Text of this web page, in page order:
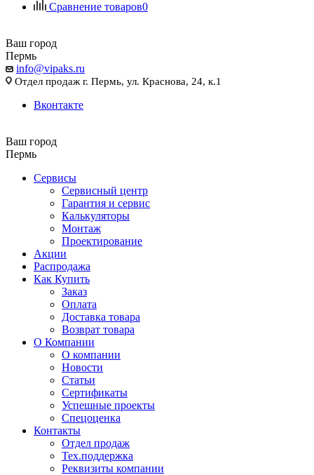
Сравнение товаров0
Ваш город
Пермь
info@vipaks.ru
Отдел продаж г. Пермь, ул. Краснова, 24, к.1
Вконтакте
Ваш город
Пермь
Сервисы
Сервисный центр
Гарантия и сервис
Калькуляторы
Монтаж
Проектирование
Акции
Распродажа
Как Купить
Заказ
Оплата
Доставка товара
Возврат товара
О Компании
О компании
Новости
Статьи
Сертификаты
Успешные проекты
Спецоценка
Контакты
Отдел продаж
Тех.поддержка
Реквизиты компании